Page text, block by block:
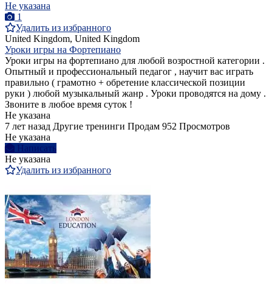
Не указана
1
Удалить из избранного
United Kingdom, United Kingdom
Уроки игры на Фортепиано
Уроки игры на фортепиано для любой возростной категории .
Опытный и профессиональный педагог , научит вас играть
правильно ( грамотно + обретение классической позиции
руки ) любой музыкальный жанр . Уроки проводятся на дому .
Звоните в любое время суток !
Не указана
7 лет назад Другие тренинги Продам 952 Просмотров
Не указана
Написать
Не указана
Удалить из избранного